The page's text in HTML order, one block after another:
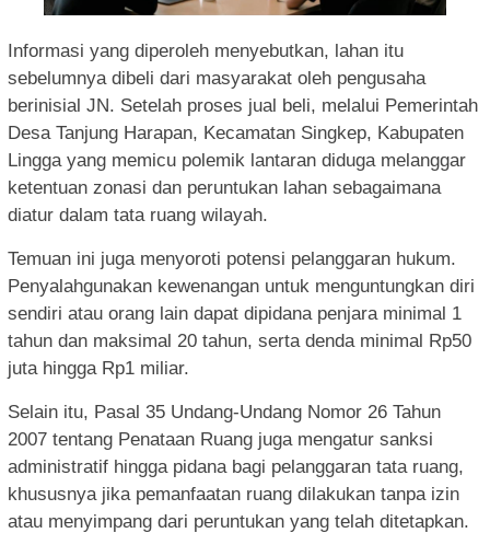
Informasi yang diperoleh menyebutkan, lahan itu
sebelumnya dibeli dari masyarakat oleh pengusaha
berinisial JN. Setelah proses jual beli, melalui Pemerintah
Desa Tanjung Harapan, Kecamatan Singkep, Kabupaten
Lingga yang memicu polemik lantaran diduga melanggar
ketentuan zonasi dan peruntukan lahan sebagaimana
diatur dalam tata ruang wilayah.
Temuan ini juga menyoroti potensi pelanggaran hukum.
Penyalahgunakan kewenangan untuk menguntungkan diri
sendiri atau orang lain dapat dipidana penjara minimal 1
tahun dan maksimal 20 tahun, serta denda minimal Rp50
juta hingga Rp1 miliar.
Selain itu, Pasal 35 Undang-Undang Nomor 26 Tahun
2007 tentang Penataan Ruang juga mengatur sanksi
administratif hingga pidana bagi pelanggaran tata ruang,
khususnya jika pemanfaatan ruang dilakukan tanpa izin
atau menyimpang dari peruntukan yang telah ditetapkan.